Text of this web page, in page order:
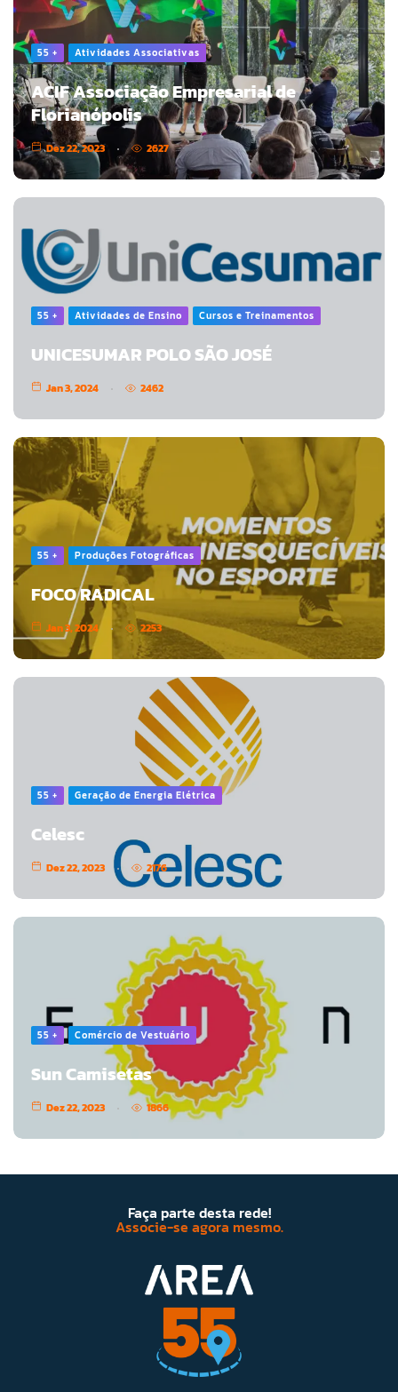
55 + Atividades Associativas
ACIF Associação Empresarial de
Florianópolis
Dez 22, 2023 2627
55 + Atividades de Ensino Cursos e Treinamentos
UNICESUMAR POLO SÃO JOSÉ
Jan 3, 2024 2462
55 + Produções Fotográficas
FOCO RADICAL
Jan 3, 2024 2253
55 + Geração de Energia Elétrica
Celesc
Dez 22, 2023 2176
55 + Comércio de Vestuário
Sun Camisetas
Dez 22, 2023 1866
Faça parte desta rede!
Associe-se agora mesmo.